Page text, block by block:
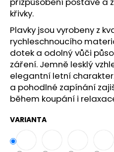
křivky.
Plavky jsou vyrobeny z
rychleschnoucího
dotek a odolný vůči
záření. Jemně lesklý
elegantní letní
a pohodlné zapínání
během koupání i
VARIANTA
p
o
r
u
č
u
j
e
m